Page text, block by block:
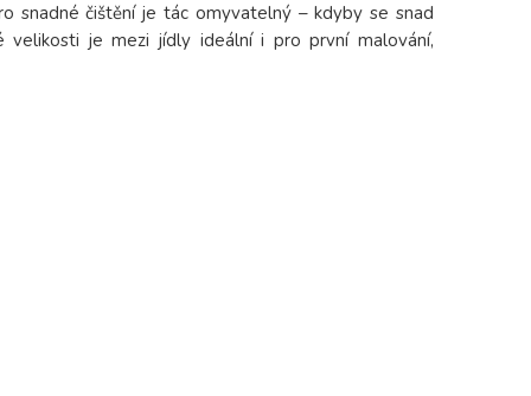
snadné čištění je tác omyvatelný – kdyby se snad
je mezi jídly ideální i pro první malování,